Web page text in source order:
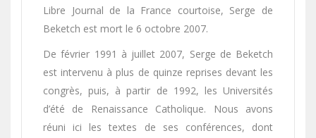
Libre Journal de la France courtoise, Serge de
Beketch est mort le 6 octobre 2007.
De février 1991 à juillet 2007, Serge de Beketch
est intervenu à plus de quinze reprises devant les
congrès, puis, à partir de 1992, les Universités
d’été de Renaissance Catholique. Nous avons
réuni ici les textes de ses conférences, dont